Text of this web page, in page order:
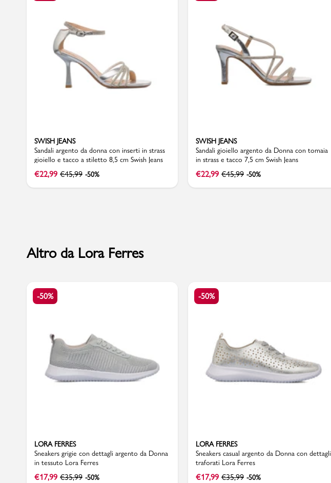
Carrello
Promo & News
negozi
Gift card
SWISH JEANS
Sandali argento da donna con inserti in strass
gioiello e tacco a stiletto 8,5 cm Swish Jeans
€22,99 €45,99 -50%
SWISH JEANS
Sandali gioiello argento da Donna con tomaia
in strass e tacco 7,5 cm Swish Jeans
€22,99 €45,99 -50%
Altro da Lora Ferres
-50%
LORA FERRES
Sneakers grigie con dettagli argento da Donna
in tessuto Lora Ferres
€17,99 €35,99 -50%
-50%
LORA FERRES
Sneakers casual argento da Donna con dettagli
traforati Lora Ferres
€17,99 €35,99 -50%